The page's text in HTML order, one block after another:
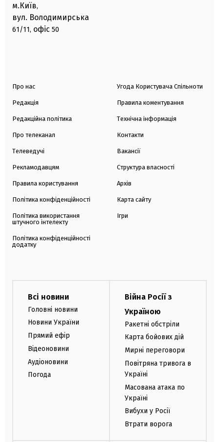
м.Київ,
вул. Володимирська
61/11, офіс 50
Про нас
Редакція
Редакційна політика
Про телеканал
Телеведучі
Рекламодавцям
Правила користування
Політика конфіденційності
Політика використання
штучного інтелекту
Політика конфіденційності
додатку
Угода Користувача Спільноти
Правила коментування
Технічна інформація
Контакти
Вакансії
Структура власності
Архів
Карта сайту
Ігри
Всі новини
Головні новини
Новини України
Прямий ефір
Відеоновини
Аудіоновини
Погода
Війна Росії з
Україною
Ракетні обстріли
Карта бойових дій
Мирні переговори
Повітряна тривога в
Україні
Масована атака по
Україні
Вибухи у Росії
Втрати ворога